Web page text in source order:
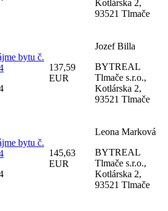
Kotlárska 2,
93521 Tlmače
bytu č.
137,59
EUR
Jozef Billa
BYTREAL
Tlmače s.r.o.,
Kotlárska 2,
93521 Tlmače
bytu č.
145,63
EUR
Leona Marková
BYTREAL
Tlmače s.r.o.,
Kotlárska 2,
93521 Tlmače